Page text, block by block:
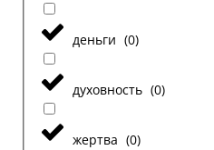
деньги (0)
духовность (0)
жертва (0)